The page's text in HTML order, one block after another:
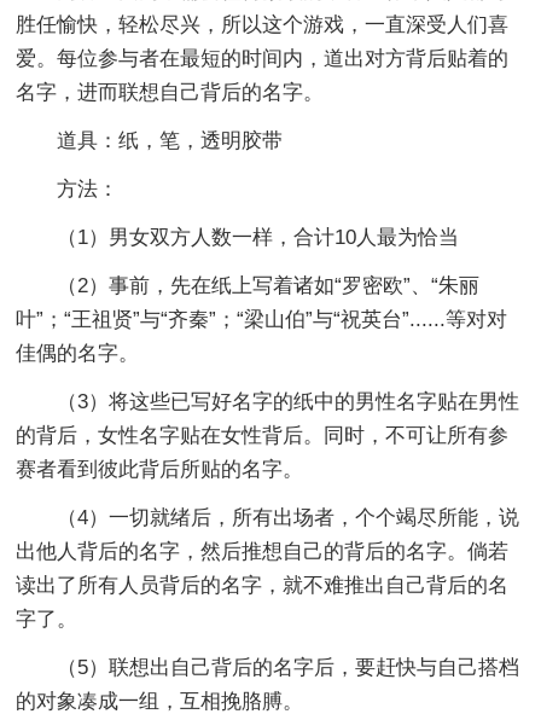
胜任愉快，轻松尽兴，所以这个游戏，一直深受人们喜
爱。每位参与者在最短的时间内，道出对方背后贴着的
名字，进而联想自己背后的名字。
道具：纸，笔，透明胶带
方法：
（1）男女双方人数一样，合计10人最为恰当
（2）事前，先在纸上写着诸如“罗密欧”、“朱丽
叶”；“王祖贤”与“齐秦”；“梁山伯”与“祝英台”......等对对
佳偶的名字。
（3）将这些已写好名字的纸中的男性名字贴在男性
的背后，女性名字贴在女性背后。同时，不可让所有参
赛者看到彼此背后所贴的名字。
（4）一切就绪后，所有出场者，个个竭尽所能，说
出他人背后的名字，然后推想自己的背后的名字。倘若
读出了所有人员背后的名字，就不难推出自己背后的名
字了。
（5）联想出自己背后的名字后，要赶快与自己搭档
的对象凑成一组，互相挽胳膊。